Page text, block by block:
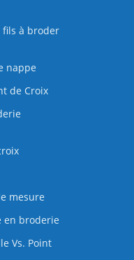
fils à broder
nappe
de Croix
mesure
en broderie
Vs. Point